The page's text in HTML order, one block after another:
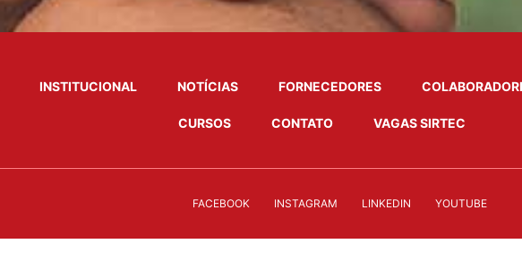
INSTITUCIONAL NOTÍCIAS FORNECEDORES
CURSOS CONTATO VAGAS SIRTEC
FACEBOOK INSTAGRAM LINKEDIN YOUTUBE